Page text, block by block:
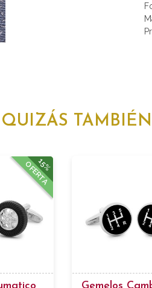
QUIZÁS
15%
OFERTA